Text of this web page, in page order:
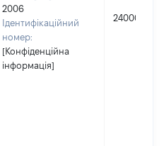
2006
Ідентифікаційний
номер:
[Конфіденційна
інформація]
240000